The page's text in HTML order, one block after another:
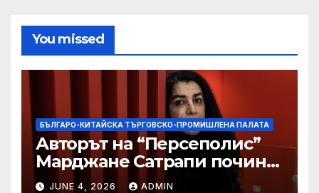
You missed
БЪЛГАРО-КИТАЙСКА ТЪРГОВСКО-ПРОМИШЛЕНА ПАЛАТА
Авторът на “Персеполис”
Марджане Сатрапи почина
“от тъга” на 56 години
JUNE 4, 2026 ADMIN